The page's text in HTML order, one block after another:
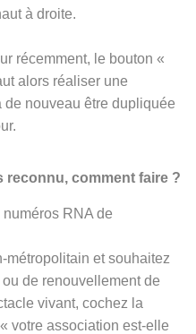
à droite.
récemment, le bouton «
alors réaliser une
nouveau être dupliquée
reconnu, comment faire ?
RNA de
métropolitain et souhaitez
de renouvellement de
vivant, cochez la
votre association est-elle